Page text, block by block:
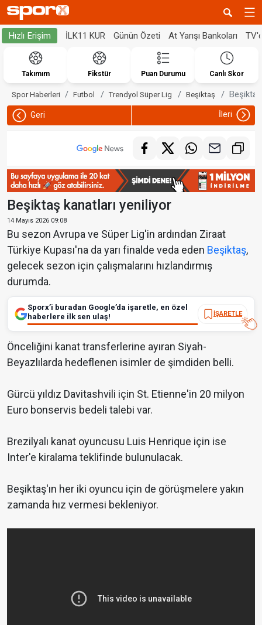
Hızlı Erişim İLK11 KUR Günün Özeti At Yarışı Bankoları
Takımım Fikstür Puan Durumu Canlı Skor
Spor Haberleri Futbol Trendyol Süper Lig Beşiktaş
Geri İleri
Beşiktaş kanatları yeniliyor
14 Mayıs 2026 09:08
Bu sezon Avrupa ve Süper Lig'in ardından Ziraat
Türkiye Kupası'na da yarı finalde veda eden Beşiktaş,
gelecek sezon için çalışmalarını hızlandırmış
durumda.
Sporx’i buradan Google’da işaretle, en özel
haberlere ilk sen ulaş!
İŞARETLE
Önceliğini kanat transferlerine ayıran Siyah-
Beyazlılarda hedeflenen isimler de şimdiden belli.
Gürcü yıldız Davitashvili için St. Etienne'in 20 milyon
Euro bonservis bedeli talebi var.
Brezilyalı kanat oyuncusu Luis Henrique için ise
Inter'e kiralama teklifinde bulunulacak.
Beşiktaş'ın her iki oyuncu için de görüşmelere yakın
zamanda hız vermesi bekleniyor.